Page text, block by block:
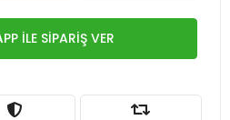
İLE SİPARİŞ VER